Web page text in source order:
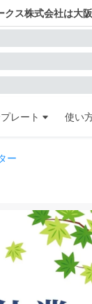
クス株式会社は大
レート 使い
ー